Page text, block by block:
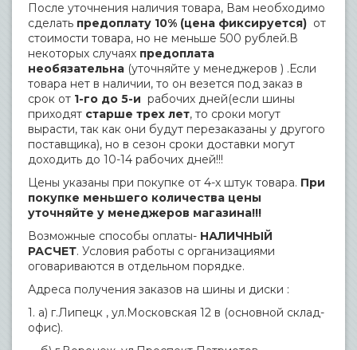
После уточнения наличия товара, Вам необходимо
сделать предоплату 10% (цена фиксируется) от
стоимости товара, но не меньше 500 рублей.В
некоторых случаях предоплата
необязательна (уточняйте у менеджеров ) .Если
товара нет в наличии, то он везется под заказ в
срок от 1-го до 5-и рабочих дней(если шины
приходят старше трех лет, то сроки могут
вырасти, так как они будут перезаказаны у другого
поставщика), но в сезон сроки доставки могут
доходить до 10-14 рабочих дней!!!
Цены указаны при покупке от 4-х штук товара. При
покупке меньшего количества цены
уточняйте у менеджеров магазина!!!
Возможные способы оплаты- НАЛИЧНЫЙ
РАСЧЕТ. Условия работы с организациями
оговариваются в отдельном порядке.
Адреса получения заказов на шины и диски :
1. а) г.Липецк , ул.Московская 12 в (основной склад-
офис).